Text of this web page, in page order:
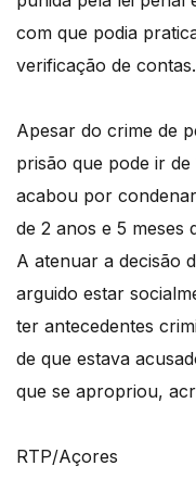
com que podia
verificação de contas.
Apesar do crime de
prisão que pode ir
acabou por
de 2 anos e 5 meses
A atenuar a decisão
arguido estar
ter antecedentes
de que estava
que se apropriou,
RTP/Açores